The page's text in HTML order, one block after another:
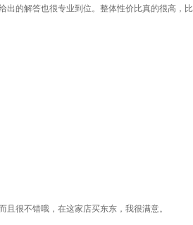
出的解答也很专业到位。整体性价比真的很高，比
很不错哦，在这家店买东东，我很满意。